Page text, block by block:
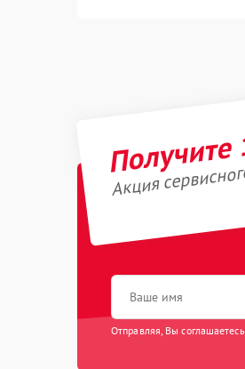
Акция
Отправляя, Вы